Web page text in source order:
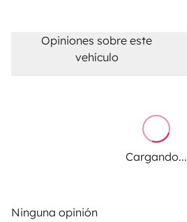
Opiniones sobre este
vehículo
Cargando...
Ninguna opinión